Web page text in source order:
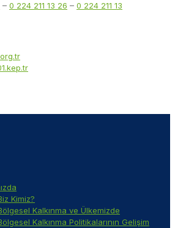
– 0 224 211 13 26 – 0 224 211 13
Kimiz?
Kalkınma ve Ülkemizde
Kalkınma Politikalarının Gelişim